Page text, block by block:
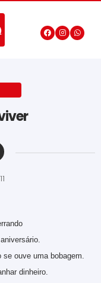
ouve uma bobagem.
dinheiro.